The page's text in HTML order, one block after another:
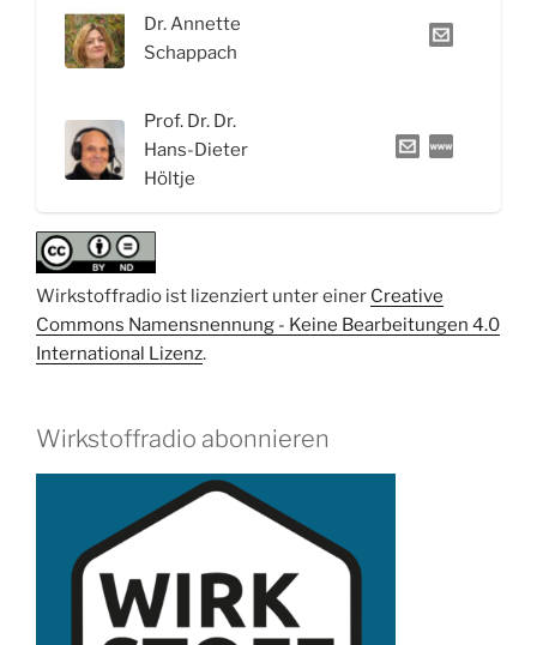
Schwefel,
Remdesivir
und
Kampfstoff
Burkholderia
Bakterien“
Dr. Annette
Schappach
Prof. Dr. Dr.
Hans-Dieter
Höltje
Wirkstoffradio ist lizenziert unter einer Creative
Commons Namensnennung - Keine Bearbeitungen 4.0
International Lizenz.
Wirkstoffradio abonnieren